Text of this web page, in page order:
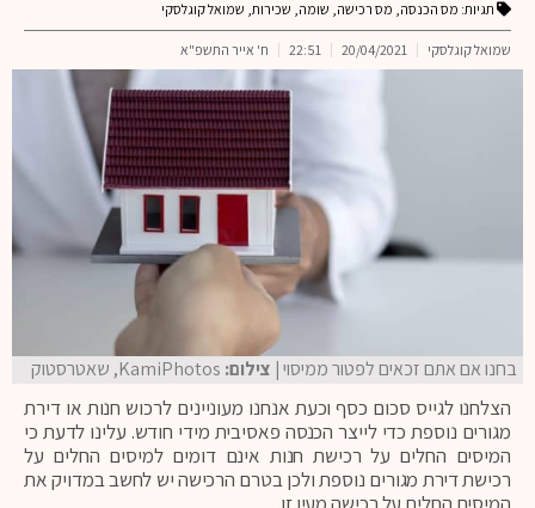
תגיות: מס הכנסה, מס רכישה, שומה, שכירות, שמואל קוגלסקי
שמואל קוגלסקי 20/04/2021
22:51 ח' אייר התשפ"א
בחנו אם אתם זכאים לפטור ממיסוי| צילום: KamiPhotos, שאטרסטוק
הצלחנו לגייס סכום כסף וכעת אנחנו מעוניינים לרכוש חנות או דירת
מגורים נוספת כדי לייצר הכנסה פאסיבית מידי חודש. עלינו לדעת כי
המיסים החלים על רכישת חנות אינם דומים למיסים החלים על
רכישת דירת מגורים נוספת ולכן בטרם הרכישה יש לחשב במדויק את